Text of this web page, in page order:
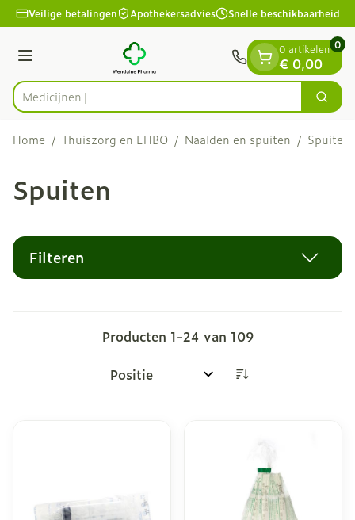
Ga naar de inhoud
1 van 1
Veilige betalingen Apothekersadvies Snelle beschikbaarheid
Menu
Product, merk, categorie... Zoek
0 artikelen
€ 0,00
0
Home / Thuiszorg en EHBO / Naalden en spuiten / Spuiten
Spuiten
Filteren
Producten 1-24 van 109
Sorteer op: